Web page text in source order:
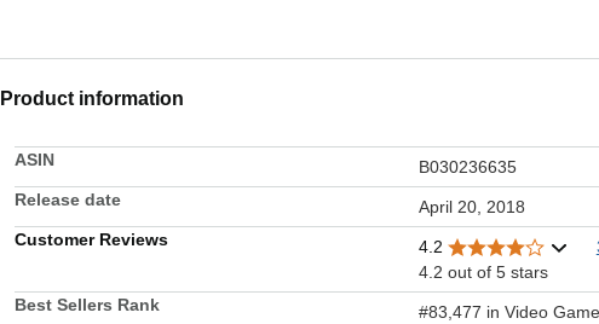
Product information
ASIN
B030236635
Release date
April 20, 2018
Customer Reviews
4.2
4.2 out of 5 stars
Best Sellers Rank
#83,477 in Video